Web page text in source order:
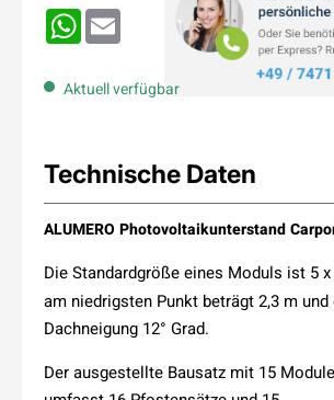
WhatsApp
Aktuell verfügbar
Technische Daten
ALUMERO Photovoltaikunterstand
Die Standardgröße eines Moduls ist 5
am niedrigsten Punkt beträgt 2,3 m und
Dachneigung 12° Grad.
Der ausgestellte Bausatz mit 15